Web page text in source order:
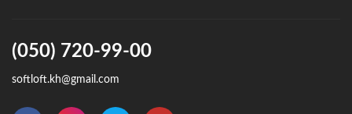
(050) 720-99-00
softloft.kh@gmail.com